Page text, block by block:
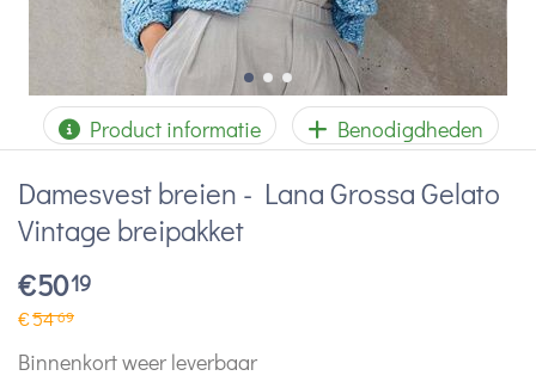
Product informatie Benodigdheden
Damesvest breien - Lana Grossa Gelato
Vintage breipakket
€5019
€5469
Binnenkort weer leverbaar